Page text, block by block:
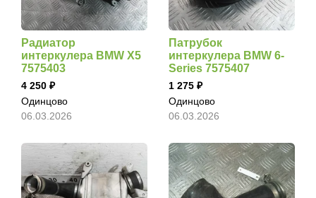
Радиатор
интеркулера BMW X5
7575403
4 250
Одинцово
06.03.2026
Патрубок
интеркулера BMW 6-
Series 7575407
1 275
Одинцово
06.03.2026